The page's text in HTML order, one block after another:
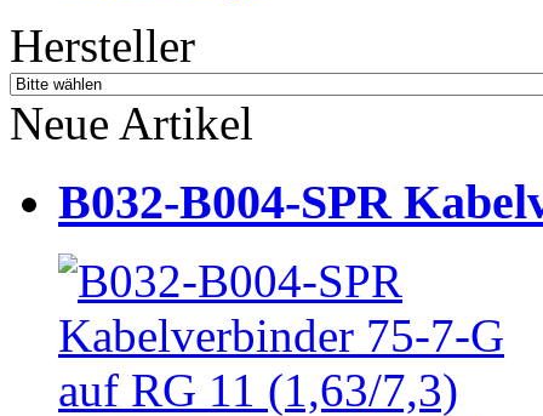
Hersteller
Neue Artikel
B032-B004-SPR